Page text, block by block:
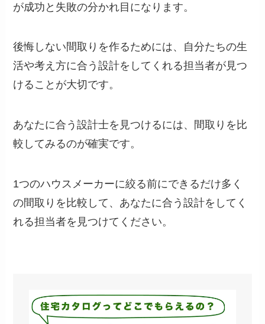
が成功と失敗の分かれ目になります。
後悔しない間取りを作るためには、自分たちの生
活や考え方に合う設計をしてくれる担当者が見つ
けることが大切です。
あなたに合う設計士を見つけるには、間取りを比
較してみるのが確実です。
1つのハウスメーカーに絞る前にできるだけ多く
の間取りを比較して、あなたに合う設計をしてく
れる担当者を見つけてください。